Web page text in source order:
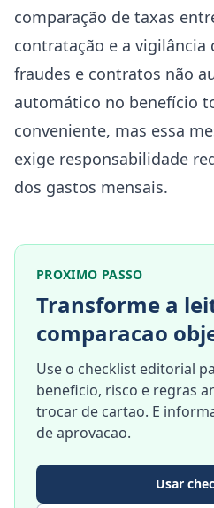
comparação de taxas
contratação e a vigilância
fraudes e contratos não
automático no benefício
conveniente, mas essa
exige responsabilidade
dos gastos mensais.
PROXIMO PASSO
Transforme a
comparacao
Use o checklist editorial
beneficio, risco e regras
trocar de cartao. E
de aprovacao.
Usar